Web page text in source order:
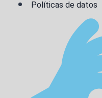
Políticas de datos